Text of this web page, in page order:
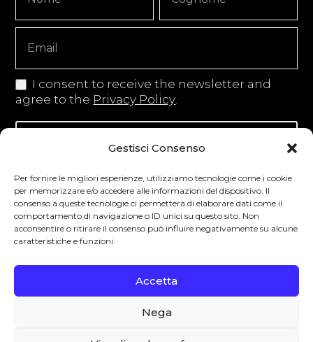
Gestisci Consenso
Per fornire le migliori esperienze, utilizziamo tecnologie come i cookie
per memorizzare e/o accedere alle informazioni del dispositivo. Il
consenso a queste tecnologie ci permetterà di elaborare dati come il
comportamento di navigazione o ID unici su questo sito. Non
acconsentire o ritirare il consenso può influire negativamente su alcune
caratteristiche e funzioni.
Accetta
Nega
Signup
Copy
I consent to receive the newsletter and
agree to the Privacy Policy
Iscriviti alla newsletter
Degustibus invita al consumo responsabile.
La vendita di bevande alcoliche è vietata ai
Paese di residenza. L’abuso di alcol è
pericoloso per la salute.